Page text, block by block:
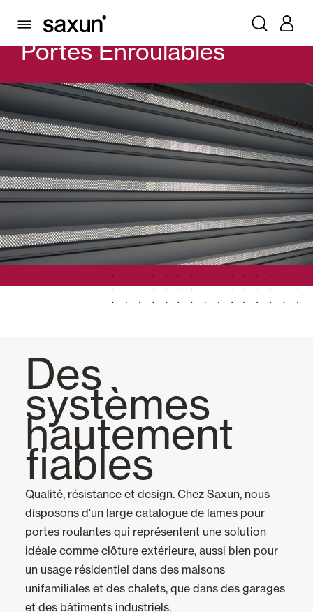
PRODUITS PORTES ENROULABLES
Portes Enroulables
Des
systèmes
hautement
fiables
Qualité, résistance et design. Chez Saxun, nous
disposons d'un large catalogue de lames pour
portes roulantes qui représentent une solution
idéale comme clôture extérieure, aussi bien pour
un usage résidentiel dans des maisons
unifamiliales et des chalets, que dans des garages
et des bâtiments industriels.
Volets Roulants et Caissons
Pergolas
Volets Battants Pliables et Brises Soleil
Rideaux de Verre
Portes Automatiques
Moustiquaires
Portes Enroulables
Portes Roulantes